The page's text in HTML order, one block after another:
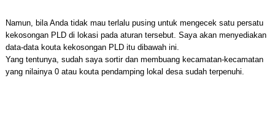
Namun, bila Anda tidak mau terlalu pusing untuk mengecek satu persatu
kekosongan PLD di lokasi pada aturan tersebut. Saya akan menyediakan
data-data kouta kekosongan PLD itu dibawah ini.
Yang tentunya, sudah saya sortir dan membuang kecamatan-kecamatan
yang nilainya 0 atau kouta pendamping lokal desa sudah terpenuhi.